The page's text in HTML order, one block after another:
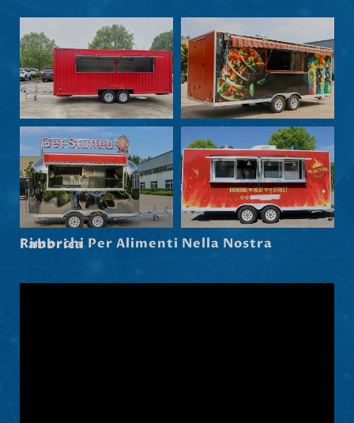
Rimorchi Per Alimenti Nella Nostra Fabbrica Slovenščina
Latviešu valoda
Dansk
Hrvatski
Српски језик
Norsk nynorsk
Maori
Eesti
Български